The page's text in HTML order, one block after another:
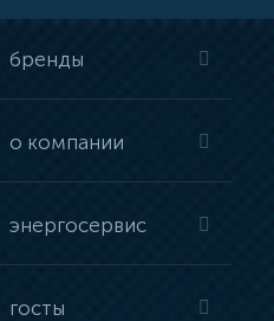
бренды
о компании
энергосервис
госты